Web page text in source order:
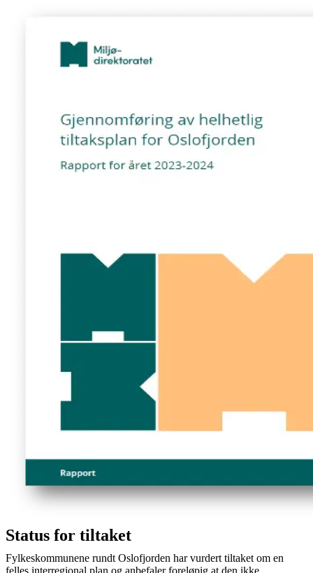
Status for tiltaket
Fylkeskommunene rundt Oslofjorden har vurdert tiltaket om en
felles interregional plan og anbefaler foreløpig at den ikke